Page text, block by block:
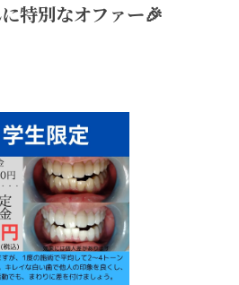
特別なオファー🎉